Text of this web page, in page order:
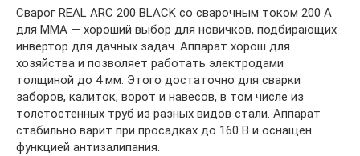
Сварог REAL ARC 200 BLACK со сварочным током 200 А
для ММА — хороший выбор для новичков, подбирающих
инвертор для дачных задач. Аппарат хорош для
хозяйства и позволяет работать электродами
толщиной до 4 мм. Этого достаточно для сварки
заборов, калиток, ворот и навесов, в том числе из
толстостенных труб из разных видов стали. Аппарат
стабильно варит при просадках до 160 В и оснащен
функцией антизалипания.